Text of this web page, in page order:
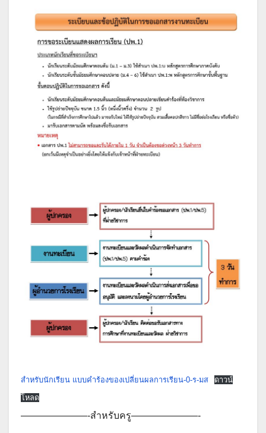
สำหรับนักเรียน แบบคำร้องของเปลี่ยนผลการเรียน-0-ร-มส
ดาวน์
โหลด
———————-สำหรับครู———————-